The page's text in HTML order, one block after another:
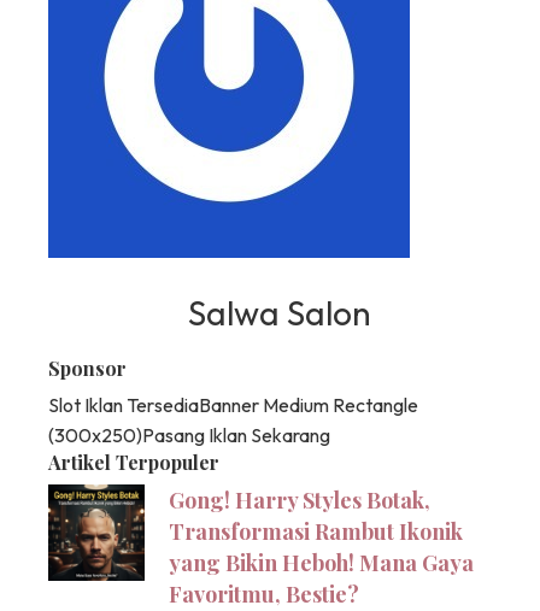
Salwa Salon
Sponsor
Slot Iklan TersediaBanner Medium Rectangle
(300x250)Pasang Iklan Sekarang
Artikel Terpopuler
Gong! Harry Styles Botak,
Transformasi Rambut Ikonik
yang Bikin Heboh! Mana Gaya
Favoritmu, Bestie?